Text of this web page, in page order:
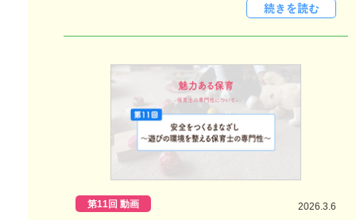
第11回 動画 2026.3.6